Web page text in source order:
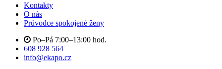
Kontakty
O nás
Průvodce spokojené ženy
Po–Pá 7:00–13:00 hod.
608 928 564
info@ekapo.cz